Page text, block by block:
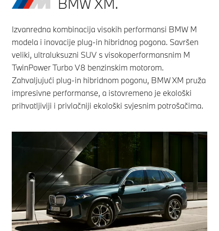
Izvanredna kombinacija visokih performansi BMW M
modela i inovacije plug-in hibridnog pogona. Savršen
veliki, ultraluksuzni SUV s visokoperformansnim M
TwinPower Turbo V8 benzinskim motorom.
Zahvaljujući plug-in hibridnom pogonu, BMW XM pruža
impresivne performanse, a istovremeno je ekološki
prihvatljiviji i privlačniji ekološki svjesnim potrošačima.